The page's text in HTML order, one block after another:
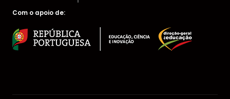
Com o apoio de: